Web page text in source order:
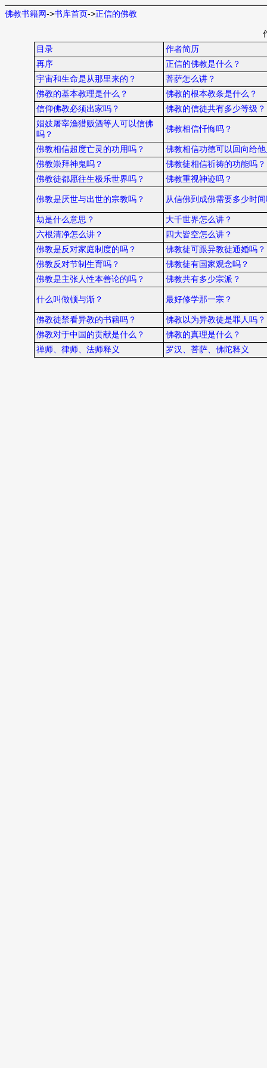
佛教书籍网->书库首页->正信的佛教
目录
作者简历
再序
正信的佛教是什么？
宇宙和生命是从那里来的？
菩萨怎么讲？
佛教的基本教理是什么？
佛教的根本教条是什么？
信仰佛教必须出家吗？
佛教的信徒共有多少等级？
娼妓屠宰渔猎贩酒等人可以信佛
吗？
佛教相信忏悔吗？
佛教相信超度亡灵的功用吗？
佛教相信功德可以回向给
佛教崇拜神鬼吗？
佛教徒相信祈祷的功能吗？
佛教徒都愿往生极乐世界吗？
佛教重视神迹吗？
佛教是厌世与出世的宗教吗？ 从信佛到成佛需要多少时
劫是什么意思？
大千世界怎么讲？
六根清净怎么讲？
四大皆空怎么讲？
佛教是反对家庭制度的吗？
佛教徒可跟异教徒通婚吗？
佛教反对节制生育吗？
佛教徒有国家观念吗？
佛教是主张人性本善论的吗？
佛教共有多少宗派？
什么叫做顿与渐？ 最好修学那一宗？
佛教徒禁看异教的书籍吗？
佛教以为异教徒是罪人吗？
佛教对于中国的贡献是什么？
佛教的真理是什么？
禅师、律师、法师释义
罗汉、菩萨、佛陀释义